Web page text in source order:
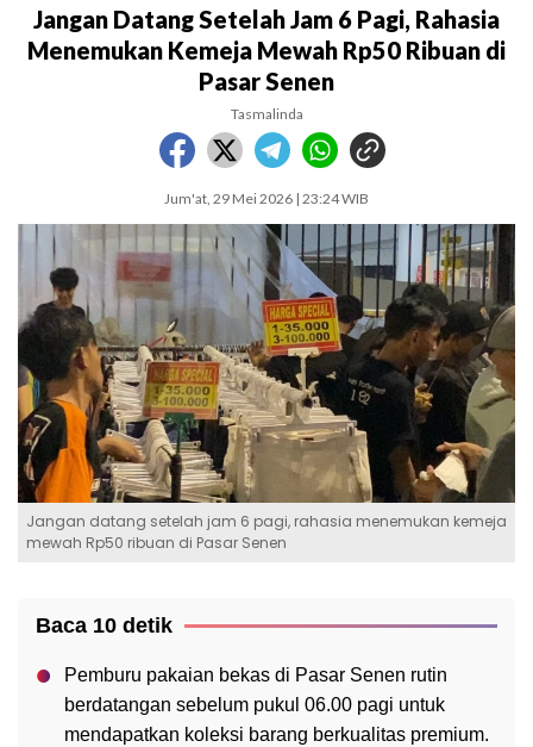
Jangan Datang Setelah Jam 6 Pagi, Rahasia
Menemukan Kemeja Mewah Rp50 Ribuan di
Pasar Senen
Tasmalinda
Jum'at, 29 Mei 2026 | 23:24 WIB
Jangan datang setelah jam 6 pagi, rahasia menemukan kemeja
mewah Rp50 ribuan di Pasar Senen
Baca 10 detik
Pemburu pakaian bekas di Pasar Senen rutin
berdatangan sebelum pukul 06.00 pagi untuk
mendapatkan koleksi barang berkualitas premium.